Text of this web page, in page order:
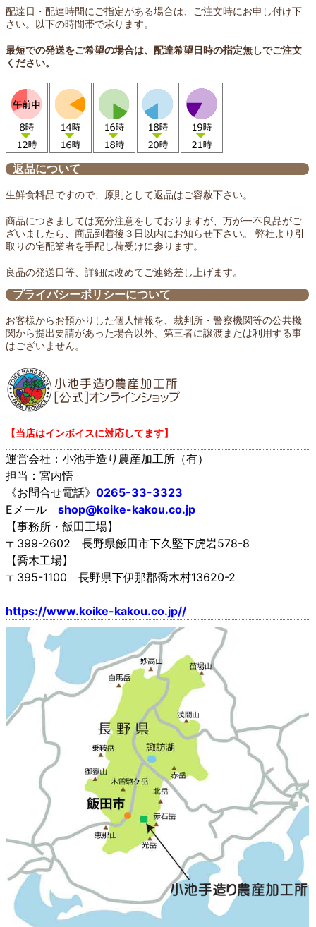
配達日・配達時間にご指定がある場合は、ご注文時にお申し付け下
さい。以下の時間帯で承ります。
最短での発送をご希望の場合は、配達希望日時の指定無しでご注文
ください。
返品について
生鮮食料品ですので、原則として返品はご容赦下さい。
商品につきましては充分注意をしておりますが、万が一不良品がご
ざいましたら、商品到着後３日以内にお知らせ下さい。 弊社より引
取りの宅配業者を手配し荷受けに参ります。
良品の発送日等、詳細は改めてご連絡差し上げます。
プライバシーポリシーについて
お客様からお預かりした個人情報を、裁判所・警察機関等の公共機
関から提出要請があった場合以外、第三者に譲渡または利用する事
はございません。
【当店はインボイスに対応してます】
運営会社：小池手造り農産加工所（有）
担当：宮内悟
《お問合せ電話》 0265-33-3323
Eメール shop@koike-kakou.co.jp
【事務所・飯田工場】
〒399-2602 長野県飯田市下久堅下虎岩578-8
【喬木工場】
〒395-1100 長野県下伊那郡喬木村13620-2
https://www.koike-kakou.co.jp//